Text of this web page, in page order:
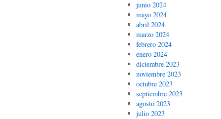
junio 2024
mayo 2024
abril 2024
marzo 2024
febrero 2024
enero 2024
diciembre 2023
noviembre 2023
octubre 2023
septiembre 2023
agosto 2023
julio 2023